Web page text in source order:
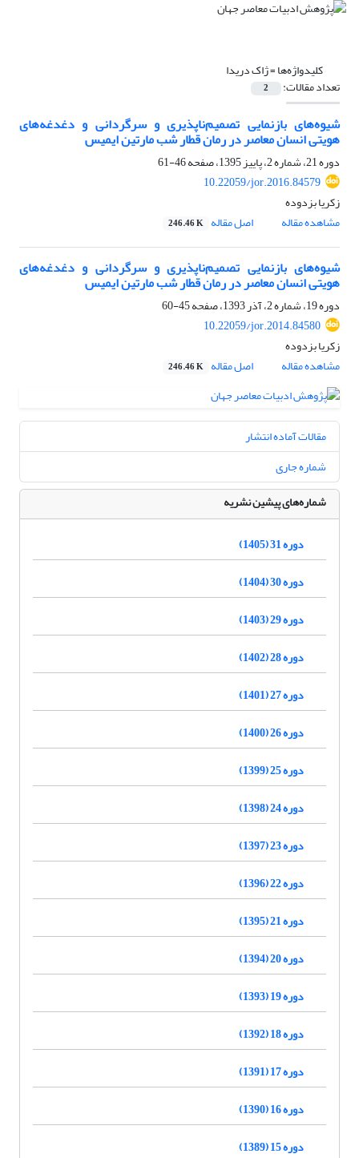
کلیدواژه‌ها =ژاک دریدا
تعداد مقالات: 2
شیوه‌های بازنمایی تصمیم‌ناپذیری و سرگردانی و دغدغه‌های
هویتی انسان معاصر در رمان قطار شب مارتین ایمیس
دوره 21، شماره 2، پاییز 1395، صفحه
46-61
10.22059/jor.2016.84579
زکریا بزدوده
مشاهده مقاله
اصل مقاله 246.46 K
شیوه‌های بازنمایی تصمیم‌ناپذیری و سرگردانی و دغدغه‌های
هویتی انسان معاصر در رمان قطار شب مارتین ایمیس
دوره 19، شماره 2، آذر 1393، صفحه
45-60
10.22059/jor.2014.84580
زکریا بزدوده
مشاهده مقاله
اصل مقاله 246.46 K
مقالات آماده انتشار
شماره جاری
شماره‌های پیشین نشریه
دوره 31 (1405)
دوره 30 (1404)
دوره 29 (1403)
دوره 28 (1402)
دوره 27 (1401)
دوره 26 (1400)
دوره 25 (1399)
دوره 24 (1398)
دوره 23 (1397)
دوره 22 (1396)
دوره 21 (1395)
دوره 20 (1394)
دوره 19 (1393)
دوره 18 (1392)
دوره 17 (1391)
دوره 16 (1390)
دوره 15 (1389)